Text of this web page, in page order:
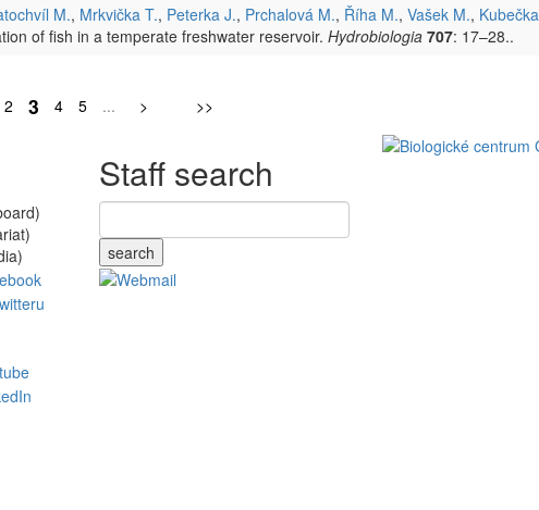
M., Mrkvička T., Peterka J., Prchalová M., Říha M., Vašek M., Kubečka
of fish in a temperate freshwater reservoir. Hydrobiologia 707: 17–28..
2 3 4 5 ... > >>
Staff search
search